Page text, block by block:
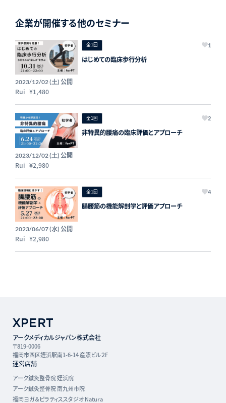
企業が開催する他のセミナー
全1回 1
はじめての臨床歩行分析
2023/12/02 (土) 公開
Rui ¥1,480
全1回 2
非特異的腰痛の臨床評価とアプローチ
2023/12/02 (土) 公開
Rui ¥2,980
全1回 4
腸腰筋の機能解剖学と評価アプローチ
2023/06/07 (水) 公開
Rui ¥2,980
アークメディカルジャパン株式会社
〒819-0006
福岡市西区姪浜駅南1-6-14 産照ビル２F
運営店舗
アーク鍼灸整骨院 姪浜院
アーク鍼灸整骨院 南九州市院
福岡ヨガ＆ピラティススタジオ Natura